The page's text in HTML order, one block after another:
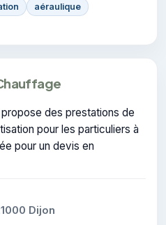
aéraulique
des prestations de
pour les particuliers à
pour un devis en
Dijon